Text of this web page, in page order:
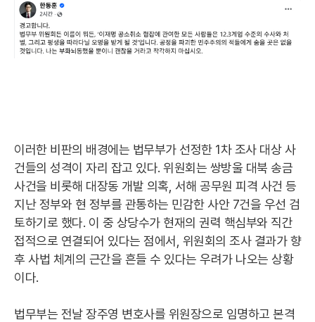
이러한 비판의 배경에는 법무부가 선정한 1차 조사 대상 사
건들의 성격이 자리 잡고 있다. 위원회는 쌍방울 대북 송금
사건을 비롯해 대장동 개발 의혹, 서해 공무원 피격 사건 등
지난 정부와 현 정부를 관통하는 민감한 사안 7건을 우선 검
토하기로 했다. 이 중 상당수가 현재의 권력 핵심부와 직간
접적으로 연결되어 있다는 점에서, 위원회의 조사 결과가 향
후 사법 체계의 근간을 흔들 수 있다는 우려가 나오는 상황
이다.
법무부는 전날 장주영 변호사를 위원장으로 임명하고 본격